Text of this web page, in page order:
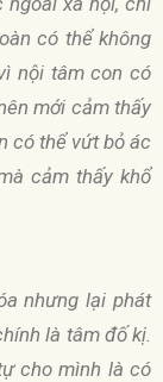
có thể không
nội tâm con có
mới cảm thấy
có thể vứt bỏ ác
cảm thấy khổ
nhưng lại phát
là tâm đố kị.
cho mình là có